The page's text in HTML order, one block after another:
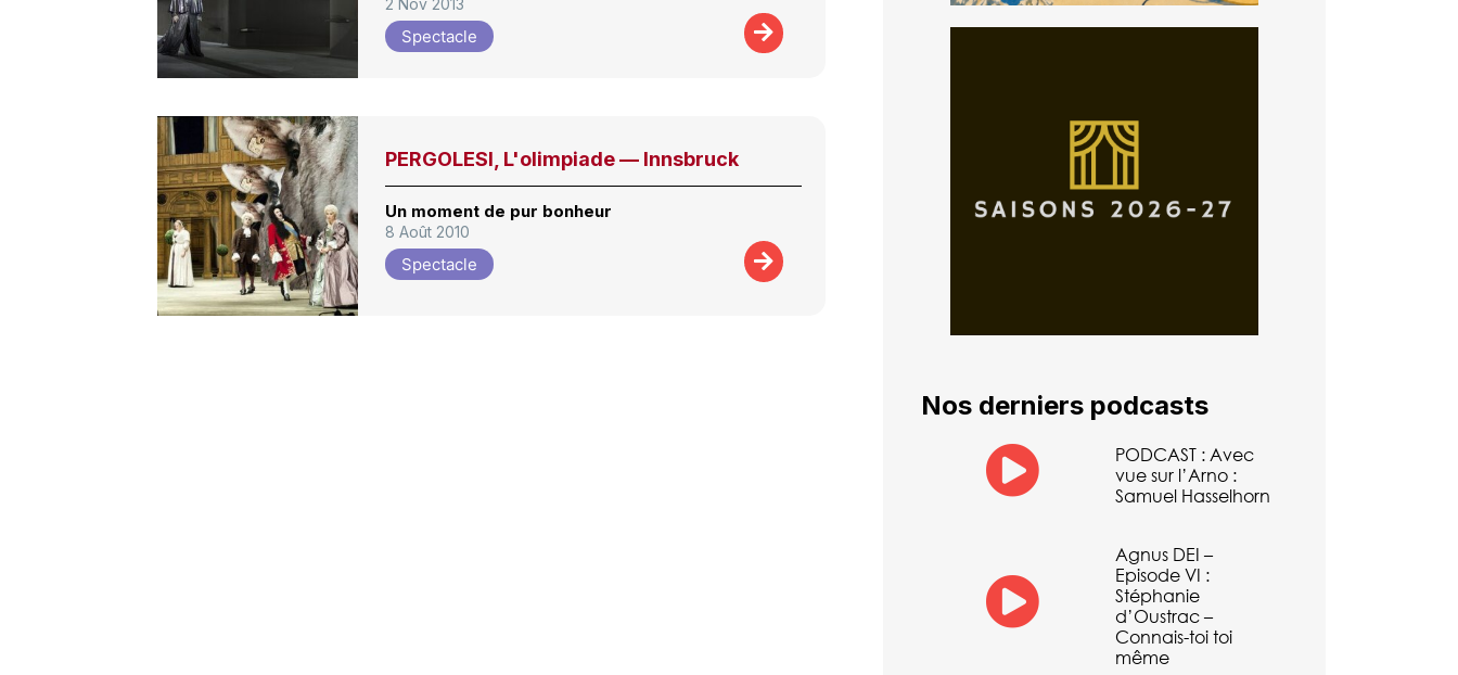
Spectacle
PERGOLESI, L'olimpiade — Innsbruck
Un moment de pur bonheur
8 Août 2010
Spectacle
Nos derniers podcasts
PODCAST : Avec
vue sur l’Arno :
Samuel Hasselhorn
Agnus DEI –
Episode VI :
Stéphanie
d’Oustrac –
Connais-toi toi
même